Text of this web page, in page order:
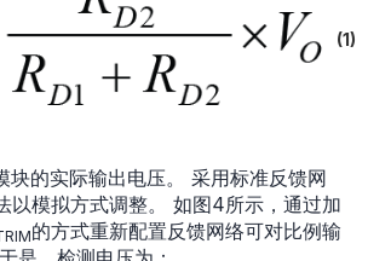
(1)
块的实际输出电压。 采用标准反馈网
以模拟方式调整。 如图4所示，通过加
的方式重新配置反馈网络可对比例输